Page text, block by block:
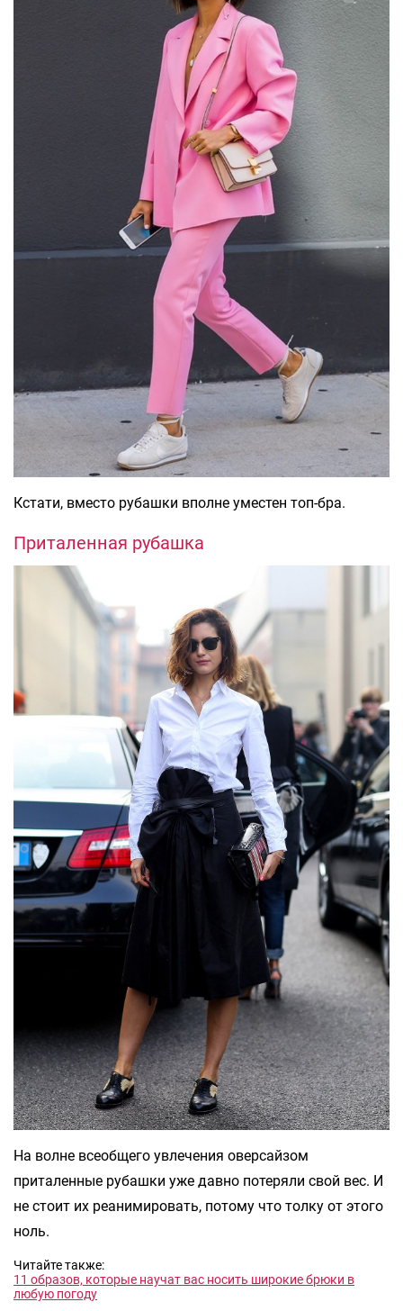
Кстати, вместо рубашки вполне уместен топ-бра.
Приталенная рубашка
На волне всеобщего увлечения оверсайзом
приталенные рубашки уже давно потеряли свой вес. И
не стоит их реанимировать, потому что толку от этого
ноль.
Читайте также:
11 образов, которые научат вас носить широкие брюки в
любую погоду